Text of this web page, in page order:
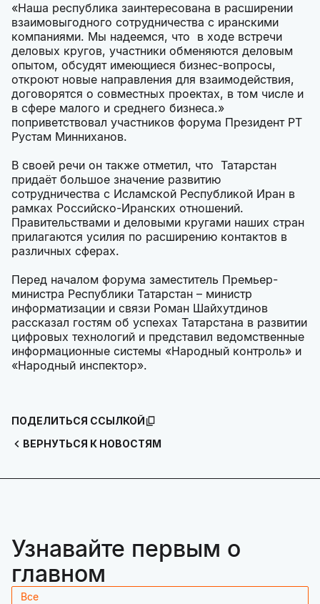
«Наша республика заинтересована в расширении
взаимовыгодного сотрудничества с иранскими
компаниями. Мы надеемся, что в ходе встречи
деловых кругов, участники обменяются деловым
опытом, обсудят имеющиеся бизнес-вопросы,
откроют новые направления для взаимодействия,
договорятся о совместных проектах, в том числе и
в сфере малого и среднего бизнеса.»
поприветствовал участников форума Президент РТ
Рустам Минниханов.
В своей речи он также отметил, что Татарстан
придаёт большое значение развитию
сотрудничества с Исламской Республикой Иран в
рамках Российско-Иранских отношений.
Правительствами и деловыми кругами наших стран
прилагаются усилия по расширению контактов в
различных сферах.
Перед началом форума заместитель Премьер-
министра Республики Татарстан – министр
информатизации и связи Роман Шайхутдинов
рассказал гостям об успехах Татарстана в развитии
цифровых технологий и представил ведомственные
информационные системы «Народный контроль» и
«Народный инспектор».
ВЕРНУТЬСЯ К НОВОСТЯМ
ПОДЕЛИТЬСЯ ССЫЛКОЙ
Узнавайте первым о
главном
Все